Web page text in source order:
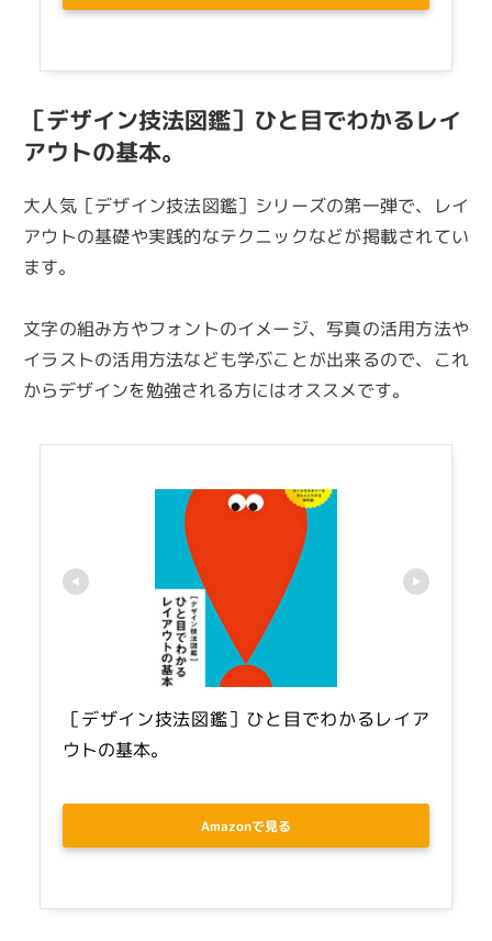
［デザイン技法図鑑］ひと目でわかるレイ
アウトの基本。
大人気［デザイン技法図鑑］シリーズの第一弾で、レイ
アウトの基礎や実践的なテクニックなどが掲載されてい
ます。
文字の組み方やフォントのイメージ、写真の活用方法や
イラストの活用方法なども学ぶことが出来るので、これ
からデザインを勉強される方にはオススメです。
［デザイン技法図鑑］ひと目でわかるレイア
ウトの基本。
Amazonで見る